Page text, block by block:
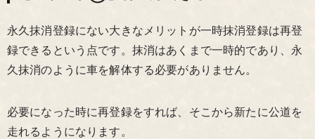
永久抹消登録にない大きなメリットが一時抹消登録は再登
録できるという点です。抹消はあくまで一時的であり、永
久抹消のように車を解体する必要がありません。
必要になった時に再登録をすれば、そこから新たに公道を
走れるようになります。